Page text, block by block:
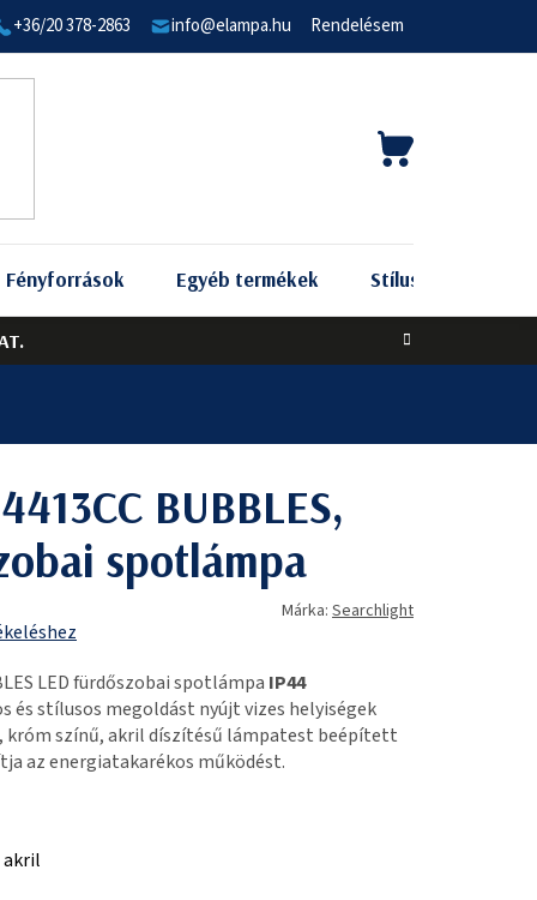
+36/20 378-2863 info@elampa.hu Rendelésem
KOSÁR
Fényforrások Egyéb termékek Stílus szerint
BUBBLES,
spotlámpa
Márka: Searchlight
LED fürdőszobai spotlámpa IP44
és stílusos megoldást nyújt vizes helyiségek
króm színű, akril díszítésű lámpatest beépített
az energiatakarékos működést.
akril